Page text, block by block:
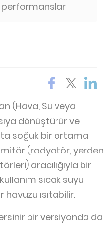
performanslar
(Hava, Su veya
dönüştürür ve
soğuk bir ortama
(radyatör, yerden
aracılığıyla bir
sıcak suyu
ısıtabilir.
bir versiyonda da